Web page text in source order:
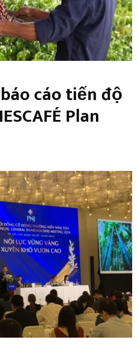
cáo tiến độ
Plan